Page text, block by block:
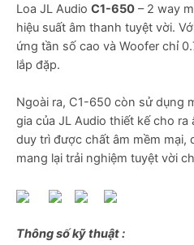
Loa JL Audio C1-650 – 2 way
hiệu suất âm thanh tuyệt vời.
ứng tần số cao và Woofer chỉ
lắp đặp.
Ngoài ra, C1-650 còn sử dụng
gia của JL Audio thiết kế cho
duy trì được chất âm mềm mại,
mang lại trải nghiệm tuyệt vời
Thông số kỹ thuật :